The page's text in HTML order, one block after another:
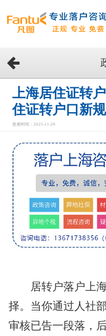
网
站
首
页
留
生
务
优
案
上海居住证转
住证转户口新规
发表时间：2025-11-29
居转户落户上海
择。当你通过人社
审核已告一段落，